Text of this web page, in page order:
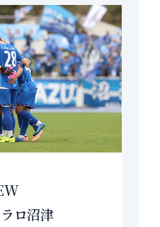
ロ沼津